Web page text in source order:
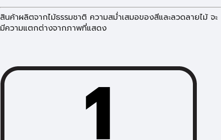
สินค้าผลิตจากไม้ธรรมชาติ ความสม่ำเสมอของสีและลวดลายไม้ จะ
มีความแตกต่างจากภาพที่แสดง